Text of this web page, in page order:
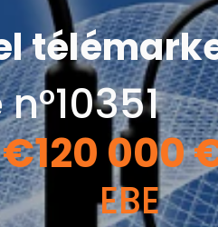
120 000
EBE